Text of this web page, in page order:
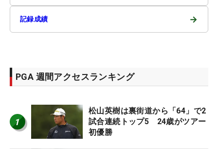
記録成績 →
PGA 週間アクセスランキング
1
松山英樹は裏街道から「64」で2
試合連続トップ5 24歳がツアー
初優勝